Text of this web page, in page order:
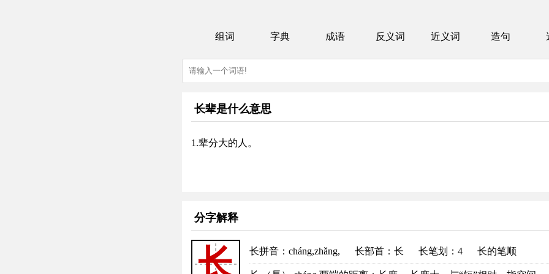
组词 字典 成语 反义词 近义词 造句
长辈是什么意思
1.辈分大的人。
分字解释
长 长拼音 ：cháng,zhǎng, 长部首 ：长 长笔划：4 长的笔顺